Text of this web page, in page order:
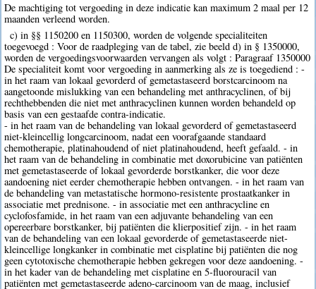
De machtiging tot vergoeding in deze indicatie kan maximum 2 maal per 12
maanden verleend worden.
c) in §§ 1150200 en 1150300, worden de volgende specialiteiten
toegevoegd : Voor de raadpleging van de tabel, zie beeld d) in § 1350000,
worden de vergoedingsvoorwaarden vervangen als volgt : Paragraaf 1350000
De specialiteit komt voor vergoeding in aanmerking als ze is toegediend : -
in het raam van lokaal gevorderd of gemetastaseerd borstcarcinoom na
aangetoonde mislukking van een behandeling met anthracyclinen, of bij
rechthebbenden die niet met anthracyclinen kunnen worden behandeld op
basis van een gestaafde contra-indicatie.
- in het raam van de behandeling van lokaal gevorderd of gemetastaseerd
niet-kleincellig longcarcinoom, nadat een voorafgaande standaard
chemotherapie, platinahoudend of niet platinahoudend, heeft gefaald. - in
het raam van de behandeling in combinatie met doxorubicine van patiënten
met gemetastaseerde of lokaal gevorderde borstkanker, die voor deze
aandoening niet eerder chemotherapie hebben ontvangen. - in het raam van
de behandeling van metastatische hormono-resistente prostaatkanker in
associatie met prednisone. - in associatie met een anthracycline en
cyclofosfamide, in het raam van een adjuvante behandeling van een
opereerbare borstkanker, bij patiënten die klierpositief zijn. - in het raam
van de behandeling van een lokaal gevorderde of gemetastaseerde niet-
kleincellige longkanker in combinatie met cisplatine bij patiënten die nog
geen cytotoxische chemotherapie hebben gekregen voor deze aandoening. -
in het kader van de behandeling met cisplatine en 5-fluorouracil van
patiënten met gemetastaseerde adeno-carcinoom van de maag, inclusief